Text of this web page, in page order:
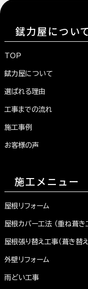
錻力屋につい
TOP
錻力屋について
選ばれる理由
工事までの流れ
施工事例
お客様の声
施工メニュー
屋根リフォーム
屋根カバー工法 （重ね葺き
屋根張り替え工事（葺き替え
外壁リフォーム
雨どい工事